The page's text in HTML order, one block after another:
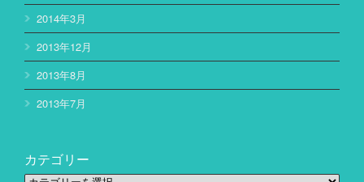
2014年3月
2013年12月
2013年8月
2013年7月
カテゴリー